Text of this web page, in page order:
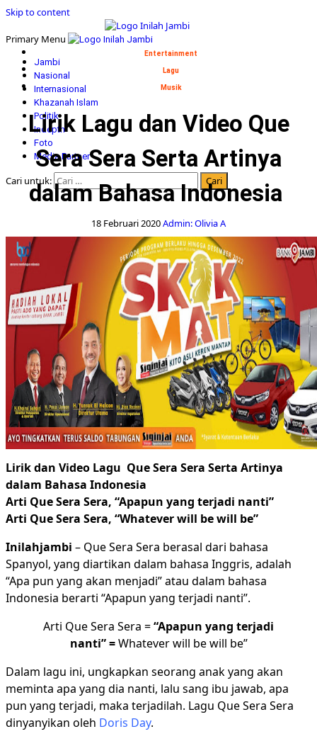
Skip to content
Primary Menu
Jambi
Nasional
Internasional
Khazanah Islam
Politik
Indepth
Foto
Media Partner
Cari untuk:
Entertainment
Lagu
Musik
Lirik Lagu dan Video Que
Sera Sera Serta Artinya
dalam Bahasa Indonesia
18 Februari 2020Admin: Olivia A
Lirik dan Video Lagu Que Sera Sera Serta Artinya
dalam Bahasa Indonesia
Arti Que Sera Sera, “Apapun yang terjadi nanti”
Arti Que Sera Sera, “Whatever will be will be”
Inilahjambi – Que Sera Sera berasal dari bahasa
Spanyol, yang diartikan dalam bahasa Inggris, adalah
“Apa pun yang akan menjadi” atau dalam bahasa
Indonesia berarti “Apapun yang terjadi nanti”.
Arti Que Sera Sera =“Apapun yang terjadi
nanti” =Whatever will be will be”
Dalam lagu ini, ungkapkan seorang anak yang akan
meminta apa yang dia nanti, lalu sang ibu jawab, apa
pun yang terjadi, maka terjadilah. Lagu Que Sera Sera
dinyanyikan oleh Doris Day.